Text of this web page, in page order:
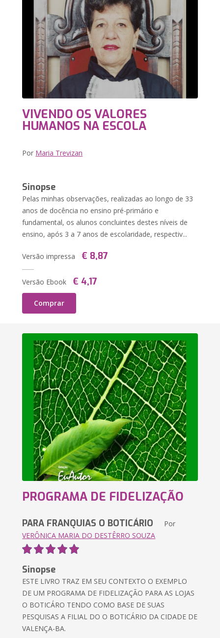
VIVENDO OS VALORES
HUMANOS NA ESCOLA
Por Maria Trevizan
Sinopse
Pelas minhas observações, realizadas ao longo de 33
anos de docência no ensino pré-primário e
fundamental, os alunos concluintes destes níveis de
ensino, após 3 a 7 anos de escolaridade, respectiv...
Versão impressa € 8,87
Versão Ebook € 4,17
Comprar
PROGRAMA DE FIDELIZAÇÃO
PARA FRANQUIAS O BOTICÁRIO Por
VERÔNICA MARIA DO DESTÊRRO SOUZA
Sinopse
ESTE LIVRO TRAZ EM SEU CONTEXTO O EXEMPLO
DE UM PROGRAMA DE FIDELIZAÇÃO PARA AS LOJAS
O BOTICÁRO TENDO COMO BASE DE SUAS
PESQUISAS A FILIAL DO O BOTICÁRIO DA CIDADE DE
VALENÇA-BA.